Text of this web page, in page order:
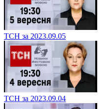
ТСН за 2023.09.05
ТСН за 2023.09.04